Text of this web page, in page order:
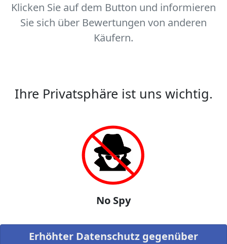
Klicken Sie auf dem Button und informieren
Sie sich über Bewertungen von anderen
Käufern.
Ihre Privatsphäre ist uns wichtig.
No Spy
Erhöhter Datenschutz gegenüber